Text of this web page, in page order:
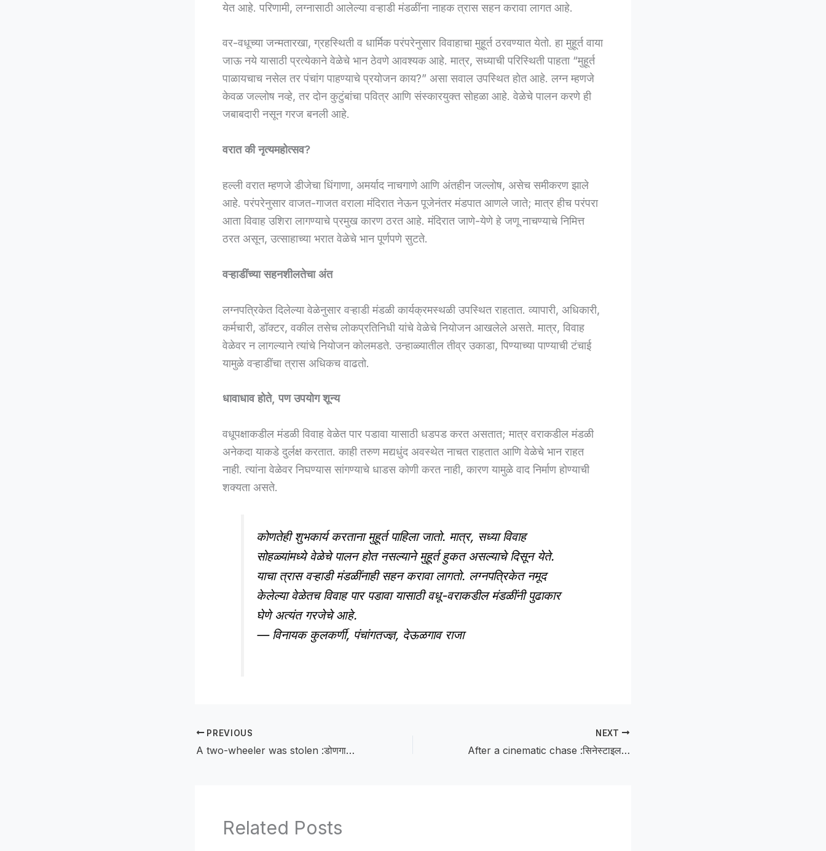
येत आहे. परिणामी, लग्नासाठी आलेल्या वऱ्हाडी मंडळींना नाहक त्रास सहन करावा लागत आहे.
वर-वधूच्या जन्मतारखा, ग्रहस्थिती व धार्मिक परंपरेनुसार विवाहाचा मुहूर्त ठरवण्यात येतो. हा मुहूर्त वाया
जाऊ नये यासाठी प्रत्येकाने वेळेचे भान ठेवणे आवश्यक आहे. मात्र, सध्याची परिस्थिती पाहता “मुहूर्त
पाळायचाच नसेल तर पंचांग पाहण्याचे प्रयोजन काय?” असा सवाल उपस्थित होत आहे. लग्न म्हणजे
केवळ जल्लोष नव्हे, तर दोन कुटुंबांचा पवित्र आणि संस्कारयुक्त सोहळा आहे. वेळेचे पालन करणे ही
जबाबदारी नसून गरज बनली आहे.
वरात की नृत्यमहोत्सव?
हल्ली वरात म्हणजे डीजेचा धिंगाणा, अमर्याद नाचगाणे आणि अंतहीन जल्लोष, असेच समीकरण झाले
आहे. परंपरेनुसार वाजत-गाजत वराला मंदिरात नेऊन पूजेनंतर मंडपात आणले जाते; मात्र हीच परंपरा
आता विवाह उशिरा लागण्याचे प्रमुख कारण ठरत आहे. मंदिरात जाणे-येणे हे जणू नाचण्याचे निमित्त
ठरत असून, उत्साहाच्या भरात वेळेचे भान पूर्णपणे सुटते.
वऱ्हाडींच्या सहनशीलतेचा अंत
लग्नपत्रिकेत दिलेल्या वेळेनुसार वऱ्हाडी मंडळी कार्यक्रमस्थळी उपस्थित राहतात. व्यापारी, अधिकारी,
कर्मचारी, डॉक्टर, वकील तसेच लोकप्रतिनिधी यांचे वेळेचे नियोजन आखलेले असते. मात्र, विवाह
वेळेवर न लागल्याने त्यांचे नियोजन कोलमडते. उन्हाळ्यातील तीव्र उकाडा, पिण्याच्या पाण्याची टंचाई
यामुळे वऱ्हाडींचा त्रास अधिकच वाढतो.
धावाधाव होते, पण उपयोग शून्य
वधूपक्षाकडील मंडळी विवाह वेळेत पार पडावा यासाठी धडपड करत असतात; मात्र वराकडील मंडळी
अनेकदा याकडे दुर्लक्ष करतात. काही तरुण मद्यधुंद अवस्थेत नाचत राहतात आणि वेळेचे भान राहत
नाही. त्यांना वेळेवर निघण्यास सांगण्याचे धाडस कोणी करत नाही, कारण यामुळे वाद निर्माण होण्याची
शक्यता असते.
कोणतेही शुभकार्य करताना मुहूर्त पाहिला जातो. मात्र, सध्या विवाह
सोहळ्यांमध्ये वेळेचे पालन होत नसल्याने मुहूर्त हुकत असल्याचे दिसून येते.
याचा त्रास वऱ्हाडी मंडळींनाही सहन करावा लागतो. लग्नपत्रिकेत नमूद
केलेल्या वेळेतच विवाह पार पडावा यासाठी वधू-वराकडील मंडळींनी पुढाकार
घेणे अत्यंत गरजेचे आहे.
— विनायक कुलकर्णी, पंचांगतज्ज्ञ, देऊळगाव राजा
PREVIOUS
A two-wheeler was stolen :डोणगावात दुचाकी केली लंपास, चोरटा सीसीटीव्ही कॅमेऱ्यात कैद
NEXT
After a cinematic chase :सिनेस्टाइल पाठलागानंतर टिप्पर चालकांनी रेती रस्त्यावर टाकून काढला पळ, दोघांविरुद्ध गुन्हा दाखल
Related Posts